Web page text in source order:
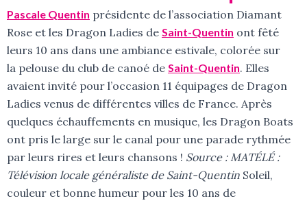
Pascale Quentin présidente de l’association Diamant
Rose et les Dragon Ladies de Saint-Quentin ont fêté
leurs 10 ans dans une ambiance estivale, colorée sur
la pelouse du club de canoé de Saint-Quentin. Elles
avaient invité pour l’occasion 11 équipages de Dragon
Ladies venus de différentes villes de France. Après
quelques échauffements en musique, les Dragon Boats
ont pris le large sur le canal pour une parade rythmée
par leurs rires et leurs chansons ! Source : MATÉLÉ :
Télévision locale généraliste de Saint-Quentin Soleil,
couleur et bonne humeur pour les 10 ans de